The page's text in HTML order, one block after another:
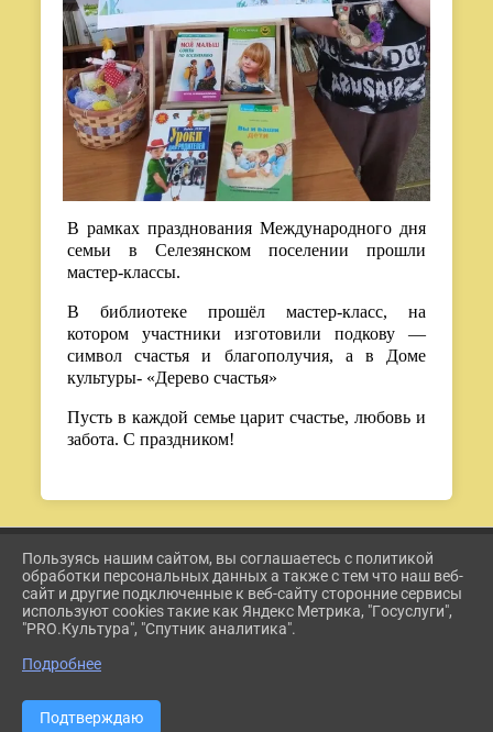
В рамках празднования Международного дня
семьи в Селезянском поселении прошли
мастер-классы.
В библиотеке прошёл мастер-класс, на
котором участники изготовили подкову —
символ счастья и благополучия, а в Доме
культуры- «Дерево счастья»
Пусть в каждой семье царит счастье, любовь и
забота. С праздником!
2026 Г. ETKUL-KULTURA.RU
ВХОД
КАРТА САЙТА
ПОЛИТИКА ОБРАБОТКИ ПЕРСОНАЛЬНЫХ ДАННЫХ
СДЕЛАНО НА KUBCMS
Пользуясь нашим сайтом, вы соглашаетесь с политикой
обработки персональных данных а также с тем что наш веб-
сайт и другие подключенные к веб-сайту сторонние сервисы
используют cookies такие как Яндекс Метрика, "Госуслуги",
"PRO.Культура", "Спутник аналитика".
Подробнее
Подтверждаю